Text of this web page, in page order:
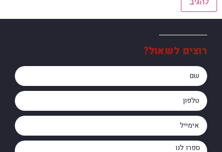
רוצים לשאול?